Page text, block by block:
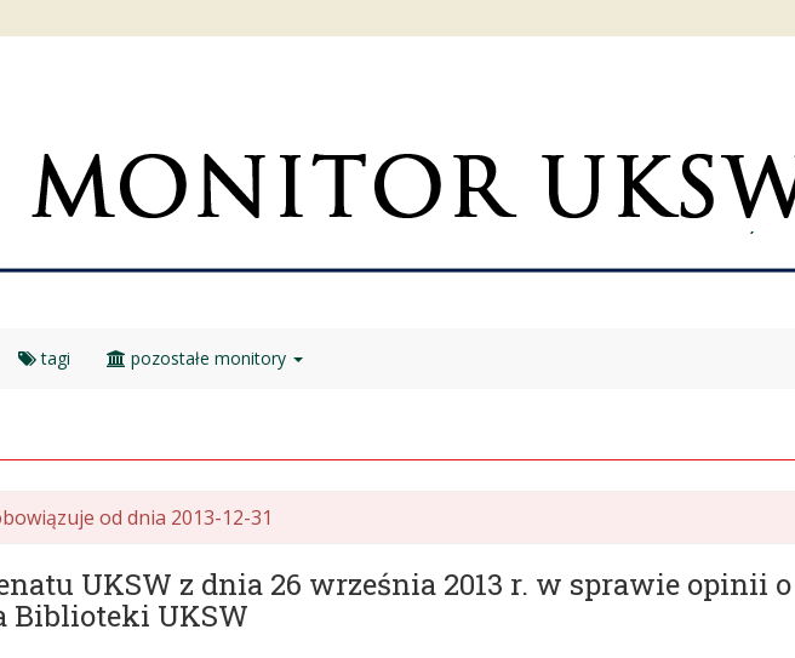
tagi pozostałe monitory
od dnia 2013-12-31
UKSW z dnia 26 września 2013 r. w sprawie opinii o
Biblioteki UKSW